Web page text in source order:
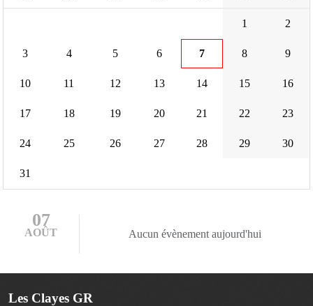
1 2
3 4 5 6 7 8 9
10 11 12 13 14 15 16
17 18 19 20 21 22 23
24 25 26 27 28 29 30
31
07
AOÛT Aucun évènement aujourd'hui
Les Clayes GR